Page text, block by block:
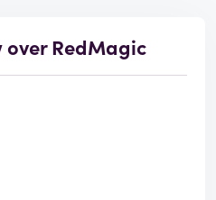
d
over RedMagic